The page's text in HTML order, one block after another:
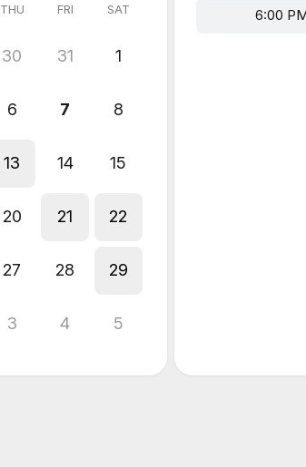
THU FRI SAT
30 31 1
6 7 8
13 14 15
20 21 22
27 28 29
3 4 5
6:00